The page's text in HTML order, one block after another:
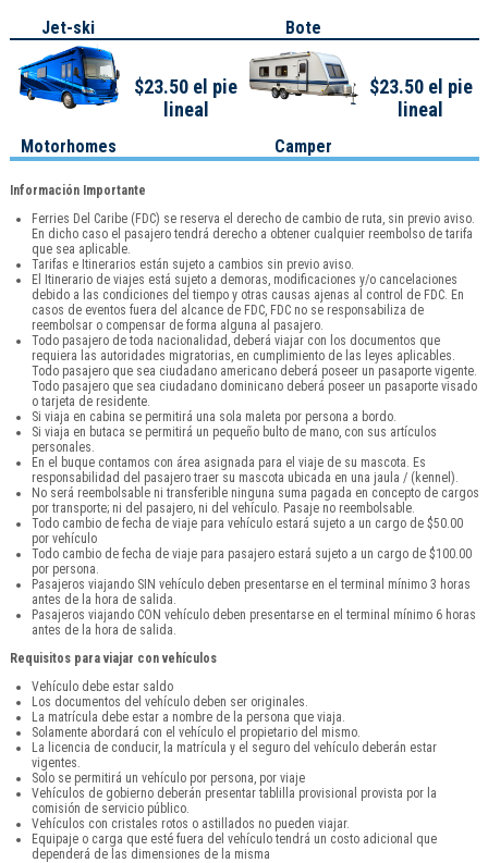
Jet-ski Bote
Motorhomes
$23.50 el pie
lineal
Camper
$23.50 el pie
lineal
Información Importante
Ferries Del Caribe (FDC) se reserva el derecho de cambio de ruta, sin previo aviso.
En dicho caso el pasajero tendrá derecho a obtener cualquier reembolso de tarifa
que sea aplicable.
Tarifas e Itinerarios están sujeto a cambios sin previo aviso.
El Itinerario de viajes está sujeto a demoras, modificaciones y/o cancelaciones
debido a las condiciones del tiempo y otras causas ajenas al control de FDC. En
casos de eventos fuera del alcance de FDC, FDC no se responsabiliza de
reembolsar o compensar de forma alguna al pasajero.
Todo pasajero de toda nacionalidad, deberá viajar con los documentos que
requiera las autoridades migratorias, en cumplimiento de las leyes aplicables.
Todo pasajero que sea ciudadano americano deberá poseer un pasaporte vigente.
Todo pasajero que sea ciudadano dominicano deberá poseer un pasaporte visado
o tarjeta de residente.
Si viaja en cabina se permitirá una sola maleta por persona a bordo.
Si viaja en butaca se permitirá un pequeño bulto de mano, con sus artículos
personales.
En el buque contamos con área asignada para el viaje de su mascota. Es
responsabilidad del pasajero traer su mascota ubicada en una jaula / (kennel).
No será reembolsable ni transferible ninguna suma pagada en concepto de cargos
por transporte; ni del pasajero, ni del vehículo. Pasaje no reembolsable.
Todo cambio de fecha de viaje para vehículo estará sujeto a un cargo de $50.00
por vehículo
Todo cambio de fecha de viaje para pasajero estará sujeto a un cargo de $100.00
por persona.
Pasajeros viajando SIN vehículo deben presentarse en el terminal mínimo 3 horas
antes de la hora de salida.
Pasajeros viajando CON vehículo deben presentarse en el terminal mínimo 6 horas
antes de la hora de salida.
Requisitos para viajar con vehículos
Vehículo debe estar saldo
Los documentos del vehículo deben ser originales.
La matrícula debe estar a nombre de la persona que viaja.
Solamente abordará con el vehículo el propietario del mismo.
La licencia de conducir, la matrícula y el seguro del vehículo deberán estar
vigentes.
Solo se permitirá un vehículo por persona, por viaje
Vehículos de gobierno deberán presentar tablilla provisional provista por la
comisión de servicio público.
Vehículos con cristales rotos o astillados no pueden viajar.
Equipaje o carga que esté fuera del vehículo tendrá un costo adicional que
dependerá de las dimensiones de la misma